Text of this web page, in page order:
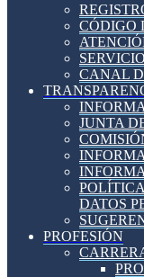
CÓDIGO
CANAL
JUNTA
DATOS
PROFESIÓN